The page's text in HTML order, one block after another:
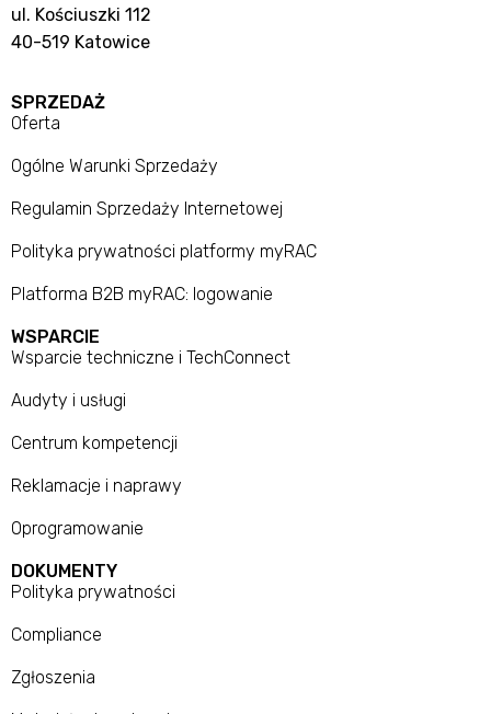
ul. Kościuszki 112
40-519 Katowice
SPRZEDAŻ
Oferta
Ogólne Warunki Sprzedaży
Regulamin Sprzedaży Internetowej
Polityka prywatności platformy myRAC
Platforma B2B myRAC: logowanie
WSPARCIE
Wsparcie techniczne i TechConnect
Audyty i usługi
Centrum kompetencji
Reklamacje i naprawy
Oprogramowanie
DOKUMENTY
Polityka prywatności
Compliance
Zgłoszenia